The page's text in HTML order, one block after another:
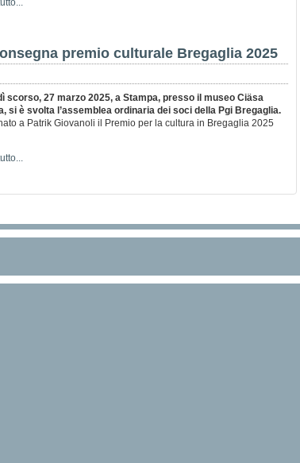
premio culturale Bregaglia 2025
scorso, 27 marzo 2025, a Stampa, presso il museo Ciäsa
si è svolta l’assemblea ordinaria dei soci della Pgi Bregaglia.
a Patrik Giovanoli il Premio per la cultura in Bregaglia 2025